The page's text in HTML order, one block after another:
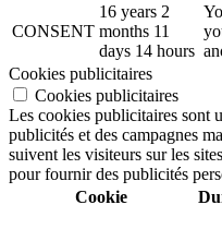
CONSENT
16 years 2
months 11
days 14 hours
Cookies publicitaires
Cookies publicitaires
Les cookies publicitaires sont
publicités et des campagnes
suivent les visiteurs sur les
pour fournir des publicités
Cookie